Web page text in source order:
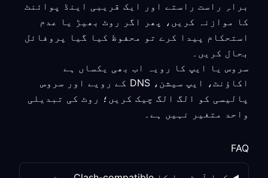
براہِ راست راستے اور ایک قریبی اینڈ پوائنٹ
کا موازنہ کریں، پھر اگر روٹ بھیڑ یا عدم
استحکام پیدا کرے تو محفوظ کیا گیا پروفائل
بحال کریں۔
سروس یا ایپ کا رویہ اب بھی یکساں ہے
اکاؤنٹ، ایپ سیشن، DNS کے رویے اور سروس
پالیسی کو الگ الگ چیک کریں؛ روٹ کی تبدیلی
واحد متغیر نہیں ہے۔
FAQ